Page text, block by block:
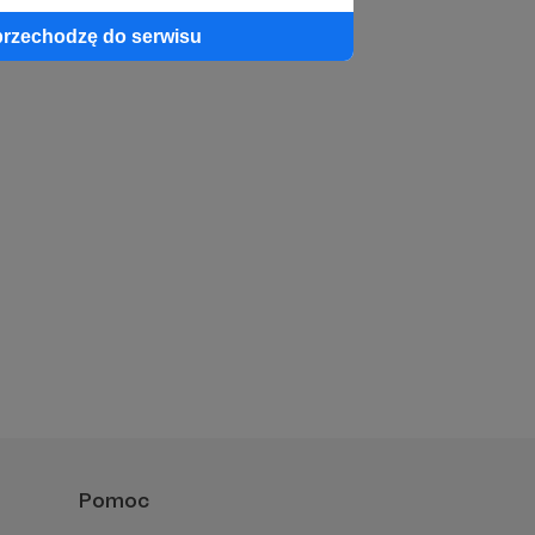
do serwisu
Pomoc